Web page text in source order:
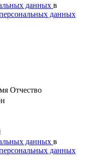
данных в
данных
Отчество
данных в
данных